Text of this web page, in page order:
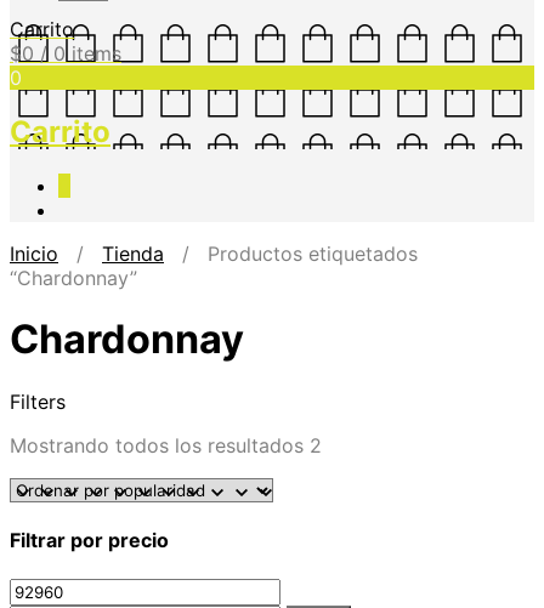
Carrito
$0 / 0 items
0
Carrito
Inicio / Tienda / Productos etiquetados
“Chardonnay”
Chardonnay
Filters
Mostrando todos los resultados 2
Filtrar por precio